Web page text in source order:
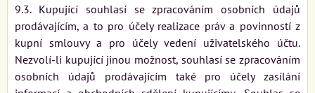
9.3. Kupující souhlasí se zpracováním osobních údajů
prodávajícím, a to pro účely realizace práv a povinností z
kupní smlouvy a pro účely vedení uživatelského účtu.
Nezvolí-li kupující jinou možnost, souhlasí se zpracováním
osobních údajů prodávajícím také pro účely zasílání